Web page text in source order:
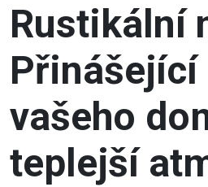
Rustikální
Přinášející
vašeho
teplejší